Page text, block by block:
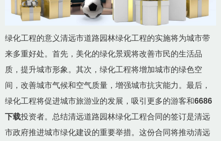
绿化工程的意义清远市道路园林绿化工程的实施将为城市带
来多重好处。首先，美化的绿化景观将改善市民的生活品
质，提升城市形象。其次，绿化工程将增加城市的绿色空
间，改善城市气候和空气质量，增强城市抗灾能力。最后，
绿化工程将促进城市旅游业的发展，吸引更多的游客和6686
下载投资者。总结清远道路园林绿化工程合同的签订是清远
市政府推进城市绿化建设的重要举措。这份合同将推动清远